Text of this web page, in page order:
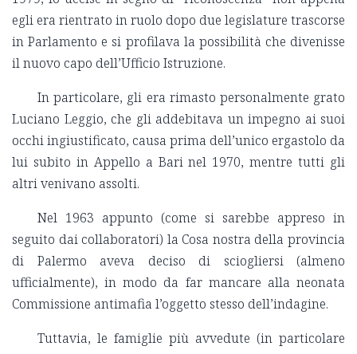
egli era rientrato in ruolo dopo due legislature trascorse
in Parlamento e si profilava la possibilità che divenisse
il nuovo capo dell’Ufficio Istruzione.
In particolare, gli era rimasto personalmente grato
Luciano Leggio, che gli addebitava un impegno ai suoi
occhi ingiustificato, causa prima dell’unico ergastolo da
lui subito in Appello a Bari nel 1970, mentre tutti gli
altri venivano assolti.
Nel 1963 appunto (come si sarebbe appreso in
seguito dai collaboratori) la Cosa nostra della provincia
di Palermo aveva deciso di sciogliersi (almeno
ufficialmente), in modo da far mancare alla neonata
Commissione antimafia l’oggetto stesso dell’indagine.
Tuttavia, le famiglie più avvedute (in particolare